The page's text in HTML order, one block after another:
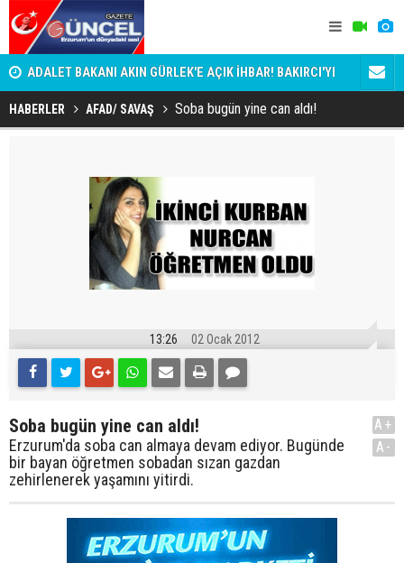
ADALET BAKANI AKIN GÜRLEK'E AÇIK İHBAR! BAKIRCI'YI
KİM KORUYOR?
Bala
HABERLER AFAD/ SAVAŞ Soba bugün yine can aldı!
13:26 02 Ocak 2012
Soba bugün yine can aldı!
Erzurum'da soba can almaya devam ediyor. Bugünde
bir bayan öğretmen sobadan sızan gazdan
zehirlenerek yaşamını yitirdi.
A+
A-